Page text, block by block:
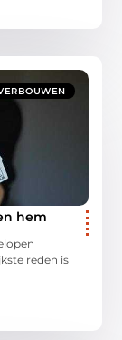
hem
reden is